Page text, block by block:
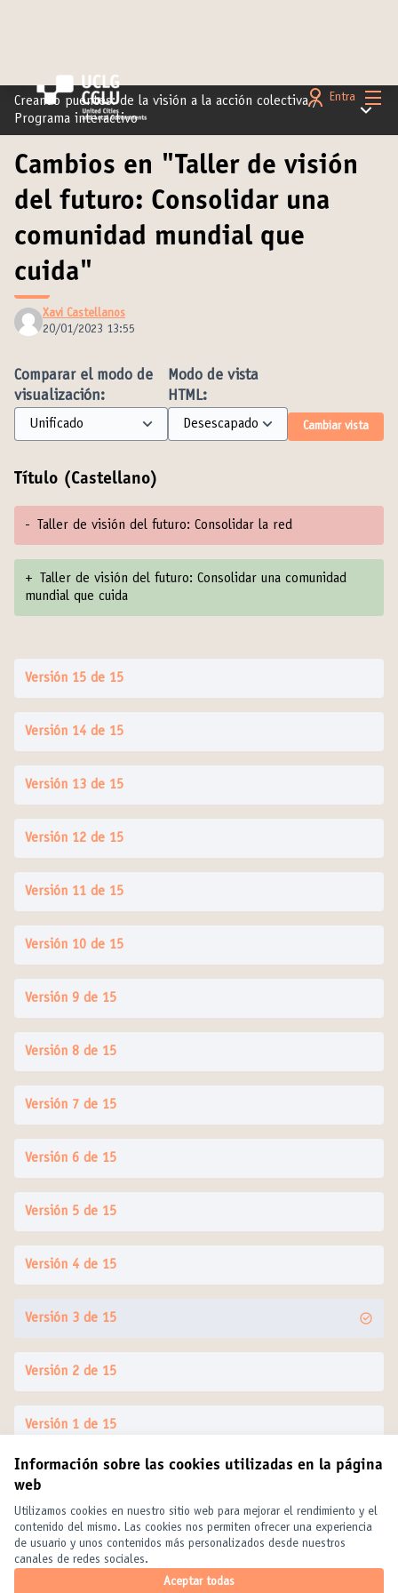
Información sobre las cookies utilizadas en la página
web
Utilizamos cookies en nuestro sitio web para mejorar el rendimiento y el
contenido del mismo. Las cookies nos permiten ofrecer una experiencia
de usuario y unos contenidos más personalizados desde nuestros
canales de redes sociales.
Aceptar todas
Entra
Creando puentes: de la visión a la acción colectiva /
Programa interactivo
Menú
Cambios en "Taller de visión
del futuro: Consolidar una
comunidad mundial que
cuida"
Xavi Castellanos
20/01/2023 13:55
Comparar el modo de
visualización:
Modo de vista
HTML:
Cambiar vista
Título (Castellano)
- Taller de visión del futuro: Consolidar la red
+
Taller de visión del futuro: Consolidar una comunidad
mundial que cuida
Versión 15 de 15
Versión 14 de 15
Versión 13 de 15
Versión 12 de 15
Versión 11 de 15
Versión 10 de 15
Versión 9 de 15
Versión 8 de 15
Versión 7 de 15
Versión 6 de 15
Versión 5 de 15
Versión 4 de 15
Versión 3 de 15
Versión 2 de 15
Versión 1 de 15
Términos y condiciones de uso
Configuración de cookies
United Cities and Local Governments en X
(Enlace externo)
United Cities and Local Governments en Facebook
(Enlace externo)
United Cities and Local Governments en YouTube
(Enlace externo)
Castellano
Elegir el idiomaChoose language